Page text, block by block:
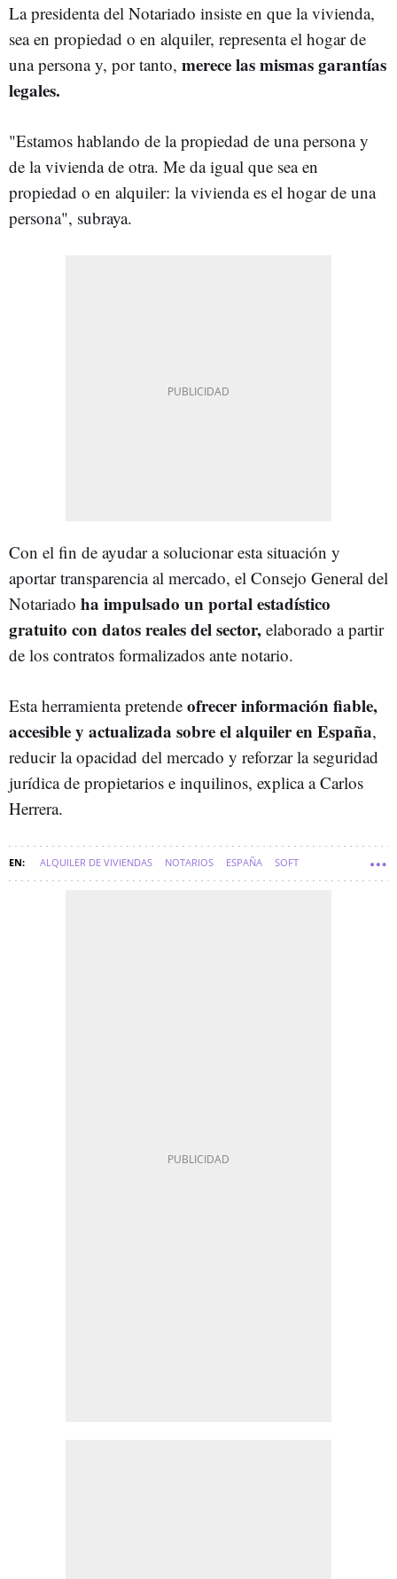
La presidenta del Notariado insiste en que la vivienda,
sea en propiedad o en alquiler, representa el hogar de
una persona y, por tanto, merece las mismas garantías
legales.
"Estamos hablando de la propiedad de una persona y
de la vivienda de otra. Me da igual que sea en
propiedad o en alquiler: la vivienda es el hogar de una
persona", subraya.
Con el fin de ayudar a solucionar esta situación y
aportar transparencia al mercado, el Consejo General del
Notariado ha impulsado un portal estadístico
gratuito con datos reales del sector, elaborado a partir
de los contratos formalizados ante notario.
Esta herramienta pretende ofrecer información fiable,
accesible y actualizada sobre el alquiler en España,
reducir la opacidad del mercado y reforzar la seguridad
jurídica de propietarios e inquilinos, explica a Carlos
Herrera.
ALQUILER DE VIVIENDAS NOTARIOS ESPAÑA SOFT